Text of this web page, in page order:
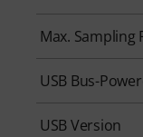
Max. Sampling
USB Bus-
USB Version